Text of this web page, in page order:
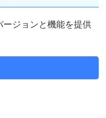
ジョンと機能を提供